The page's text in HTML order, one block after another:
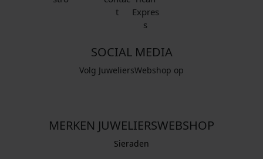
SOCIAL MEDIA
Volg JuweliersWebshop op
MERKEN JUWELIERSWEBSHOP
Sieraden